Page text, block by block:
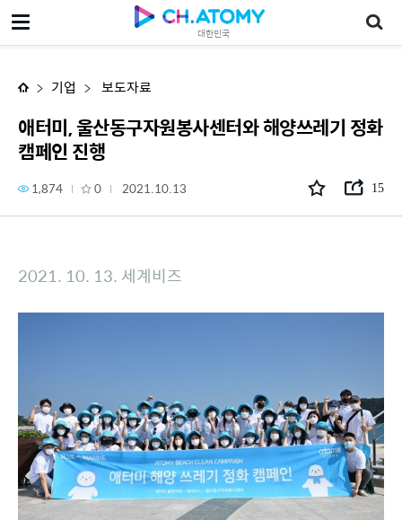
대한민국
기업 보도자료
애터미, 울산동구자원봉사센터와 해양쓰레기 정화
캠페인 진행
1,874 0 2021.10.13 15
2021. 10. 13. 세계비즈